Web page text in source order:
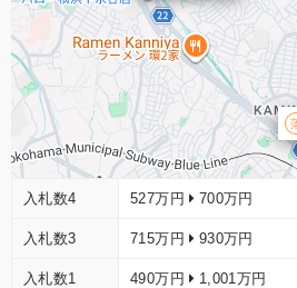
入札数4 527万円 700万円
入札数3 715万円 930万円
入札数1 490万円 1,001万円